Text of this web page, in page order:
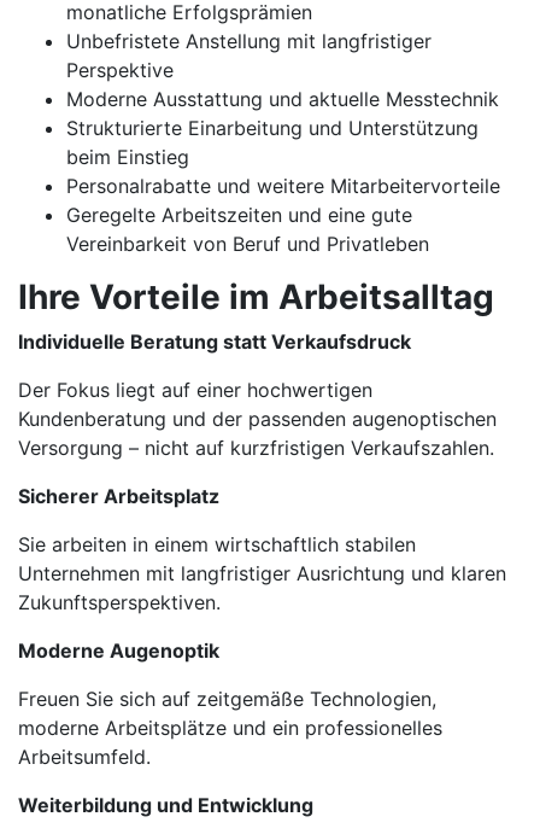
monatliche Erfolgsprämien
Unbefristete Anstellung mit langfristiger
Perspektive
Moderne Ausstattung und aktuelle Messtechnik
Strukturierte Einarbeitung und Unterstützung
beim Einstieg
Personalrabatte und weitere Mitarbeitervorteile
Geregelte Arbeitszeiten und eine gute
Vereinbarkeit von Beruf und Privatleben
Ihre Vorteile im Arbeitsalltag
Individuelle Beratung statt Verkaufsdruck
Der Fokus liegt auf einer hochwertigen
Kundenberatung und der passenden augenoptischen
Versorgung – nicht auf kurzfristigen Verkaufszahlen.
Sicherer Arbeitsplatz
Sie arbeiten in einem wirtschaftlich stabilen
Unternehmen mit langfristiger Ausrichtung und klaren
Zukunftsperspektiven.
Moderne Augenoptik
Freuen Sie sich auf zeitgemäße Technologien,
moderne Arbeitsplätze und ein professionelles
Arbeitsumfeld.
Weiterbildung und Entwicklung